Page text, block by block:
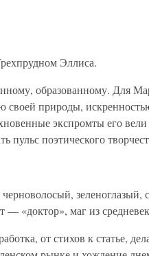
Эллиса.
образованному. Для
своей природы,
экспромты его
пульс поэтического
зеленоглазый,
«доктор», маг из
от стихов к статье,